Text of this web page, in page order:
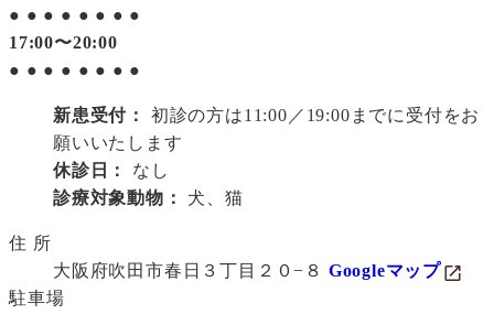
● ● ● ● ● ● ● ●
17:00〜20:00
● ● ● ● ● ● ● ●
新患受付：
初診の方は11:00／19:00までに受付をお
願いいたします
休診日：
なし
診療対象動物：
犬、猫
住 所
大阪府吹田市春日３丁目２０−８ Googleマップ
駐車場